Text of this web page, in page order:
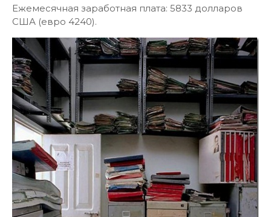
Ежемесячная заработная плата: 5833 долларов
США (евро 4240).